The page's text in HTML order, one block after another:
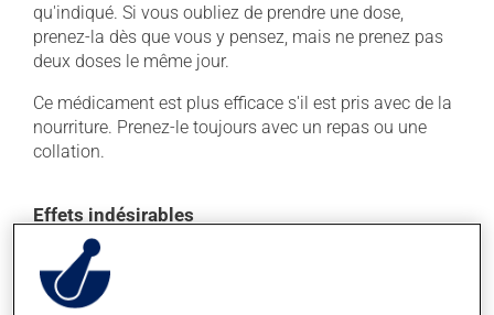
qu'indiqué. Si vous oubliez de prendre une dose,
prenez-la dès que vous y pensez, mais ne prenez pas
deux doses le même jour.
Ce médicament est plus efficace s'il est pris avec de la
nourriture. Prenez-le toujours avec un repas ou une
collation.
Effets indésirables
En plus de ses effets recherchés, ce produit peut à
l'occasion entraîner certains effets indésirables (effets
secondaires), notamment :